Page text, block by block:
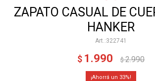
ZAPATO CASUAL DE
HANKER
322741
$ 1.990 $ 2.990
33